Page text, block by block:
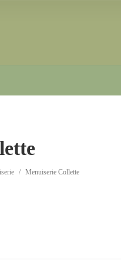
/ Menuiserie Collette